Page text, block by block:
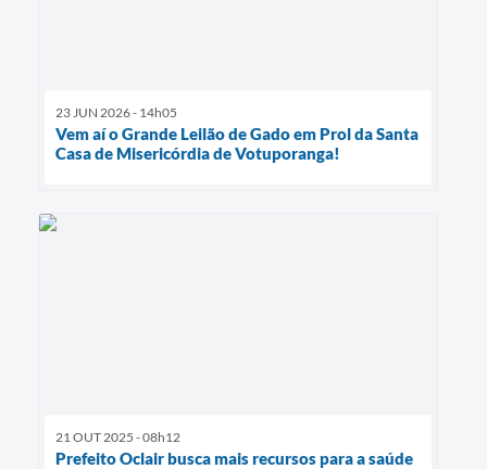
23 JUN 2026 - 14h05
Vem aí o Grande Leilão de Gado em Prol da Santa
Casa de Misericórdia de Votuporanga!
21 OUT 2025 - 08h12
Prefeito Oclair busca mais recursos para a saúde